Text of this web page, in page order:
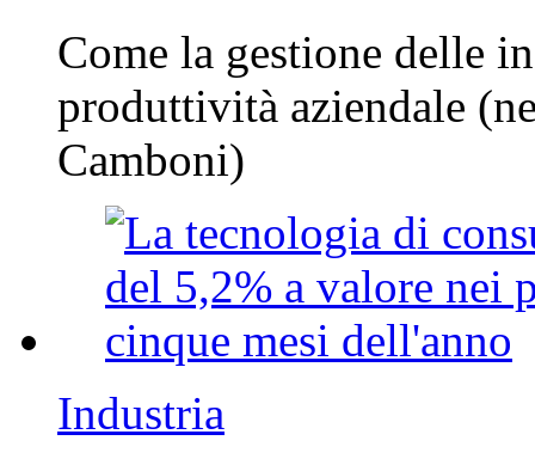
Come la gestione delle
produttività aziendale
Camboni)
Industria